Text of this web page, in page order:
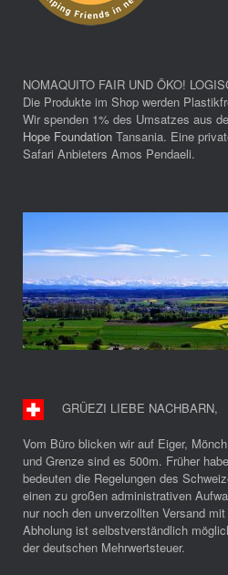
NOMAQUITO FAIR UND ÖKO!
Die Produkte im Shop werden
Wir spenden 1% des Umsatzes aus
Hope Foundation Tansania. Eine
Safari Anbieters Amos Pendaeli.
GRÜEZI LIEBE NACHBARN,
Vom Büro blicken wir auf Eiger,
und Grenze sind es 500m. Früher
bedeuten die Regelungen des
einen zu großen administrativen
nur noch den unverzollten Versand
Abholung ist selbstverständlich
der deutschen Mehrwertsteuer.